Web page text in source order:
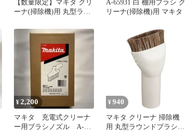
【数量限定】マキタ クリ
ーナ(掃除機)用 丸型ラウ
A-37471
A-65931 白 棚用ブラシ ク
リーナ(掃除機)用 マキタ
¥2,200
マキタ 充電式クリーナ
ー用ブラシノズル A-
¥ 940
マキタ クリーナ 掃除機
用 丸型ラウンドブラシ